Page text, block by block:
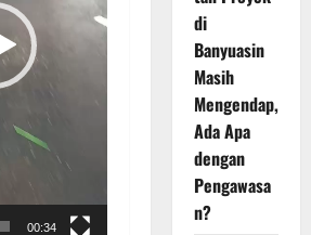
00:34
di
Banyuasin
Masih
Mengendap,
Ada Apa
dengan
Pengawasa
n?